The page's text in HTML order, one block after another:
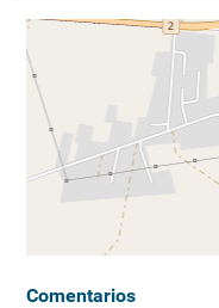
Comentarios